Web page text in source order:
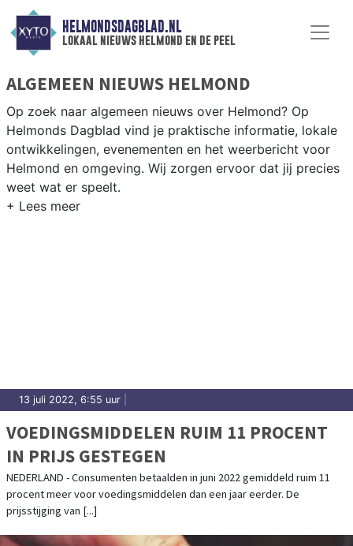
HELMONDSDAGBLAD.NL
lokaal nieuws helmond en de peel
ALGEMEEN NIEUWS HELMOND
Op zoek naar algemeen nieuws over Helmond? Op
Helmonds Dagblad vind je praktische informatie, lokale
ontwikkelingen, evenementen en het weerbericht voor
Helmond en omgeving. Wij zorgen ervoor dat jij precies
weet wat er speelt.
13 juli 2022, 6:55 uur
VOEDINGSMIDDELEN RUIM 11 PROCENT
IN PRIJS GESTEGEN
NEDERLAND - Consumenten betaalden in juni 2022 gemiddeld ruim 11
procent meer voor voedingsmiddelen dan een jaar eerder. De
prijsstijging van [...]